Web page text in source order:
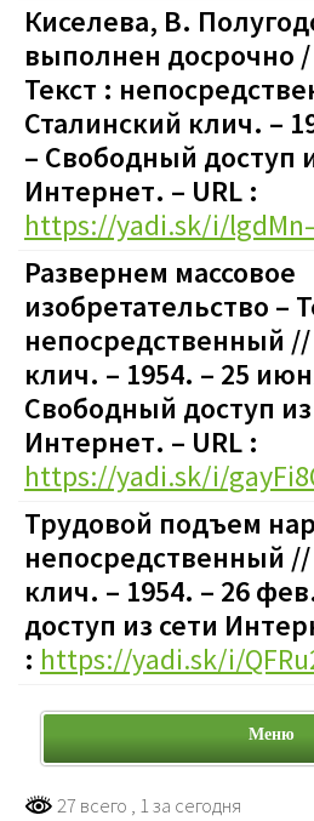
Киселева, В.
выполнен досрочно
Текст :
Сталинский клич. –
– Свободный доступ
Интернет. – URL :
https://yadi.sk/i/
Развернем массовое
изобретательство –
непосредственный
клич. – 1954. – 25
Свободный доступ из
Интернет. – URL :
https://yadi.sk/i/
Трудовой подъем
непосредственный
клич. – 1954. – 26
доступ из сети
: https://yadi.sk/i/
Меню
27 всего , 1 за сегодня